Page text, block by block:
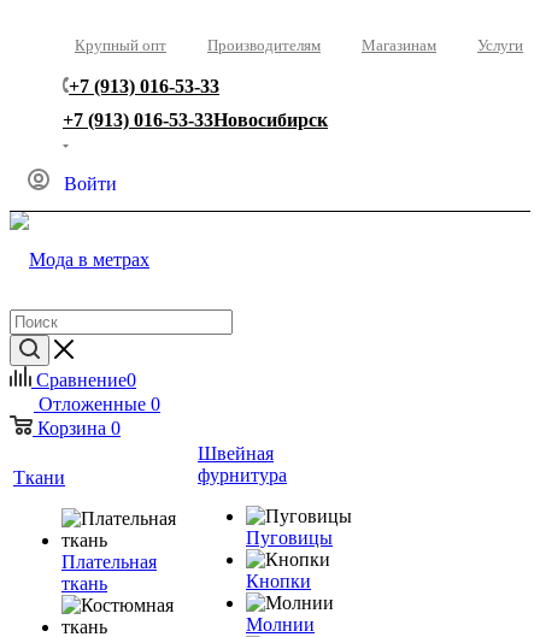
Крупный опт Производителям Магазинам Услуги
+7 (913) 016-53-33
+7 (913) 016-53-33Новосибирск
Войти
Сравнение0
Отложенные 0
Корзина 0
Ткани
Плательная
ткань
Швейная
фурнитура
Пуговицы
Кнопки
Молнии